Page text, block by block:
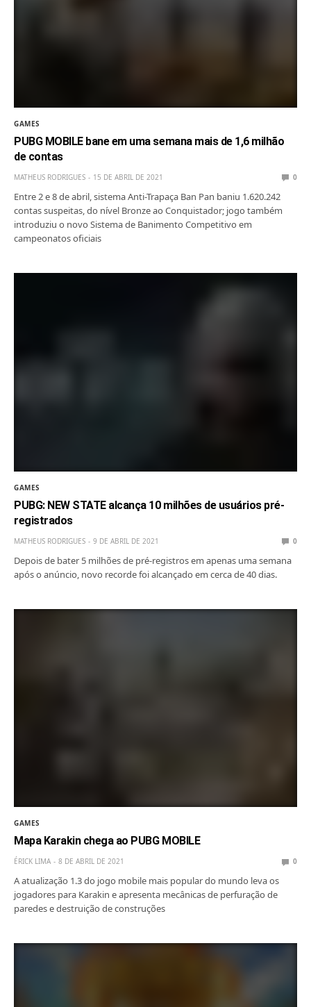
GAMES
PUBG MOBILE bane em uma semana mais de 1,6 milhão
de contas
MATHEUS RODRIGUES 15 DE ABRIL DE 2021 0
Entre 2 e 8 de abril, sistema Anti-Trapaça Ban Pan baniu 1.620.242
contas suspeitas, do nível Bronze ao Conquistador; jogo também
introduziu o novo Sistema de Banimento Competitivo em
campeonatos oficiais
GAMES
PUBG: NEW STATE alcança 10 milhões de usuários pré-
registrados
MATHEUS RODRIGUES 9 DE ABRIL DE 2021 0
Depois de bater 5 milhões de pré-registros em apenas uma semana
após o anúncio, novo recorde foi alcançado em cerca de 40 dias.
GAMES
Mapa Karakin chega ao PUBG MOBILE
ÉRICK LIMA 8 DE ABRIL DE 2021 0
A atualização 1.3 do jogo mobile mais popular do mundo leva os
jogadores para Karakin e apresenta mecânicas de perfuração de
paredes e destruição de construções